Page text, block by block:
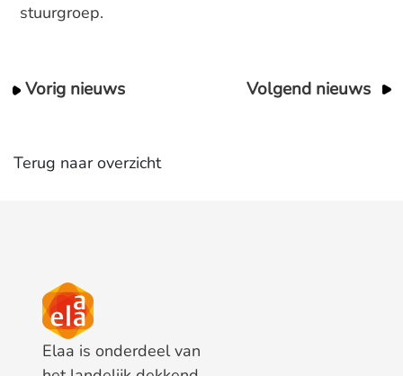
stuurgroep.
Vorig nieuws Volgend nieuws
Terug naar overzicht
Elaa is onderdeel van